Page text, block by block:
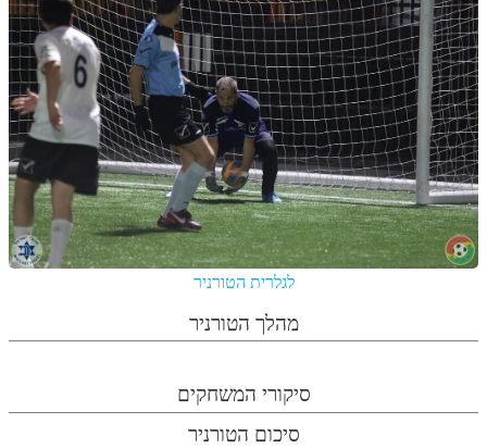
לגלרית הטורניר
מהלך הטורניר
סיקורי המשחקים
סיכום הטורניר